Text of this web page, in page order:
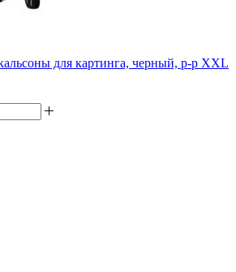
для картинга, черный, р-р XXL